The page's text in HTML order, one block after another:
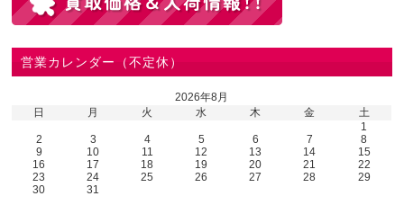
営業カレンダー（不定休）
2026年8月
日
月 火 水 木 金
土
1
2
3 4 5 6 7
8
9
10 11 12 13 14
15
16
17 18 19 20 21
22
23
24 25 26 27 28
29
30
31